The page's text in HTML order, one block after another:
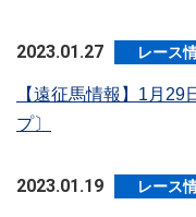
2023.01.27 レース
【遠征馬情報】1月
プ〕
2023.01.19 レース